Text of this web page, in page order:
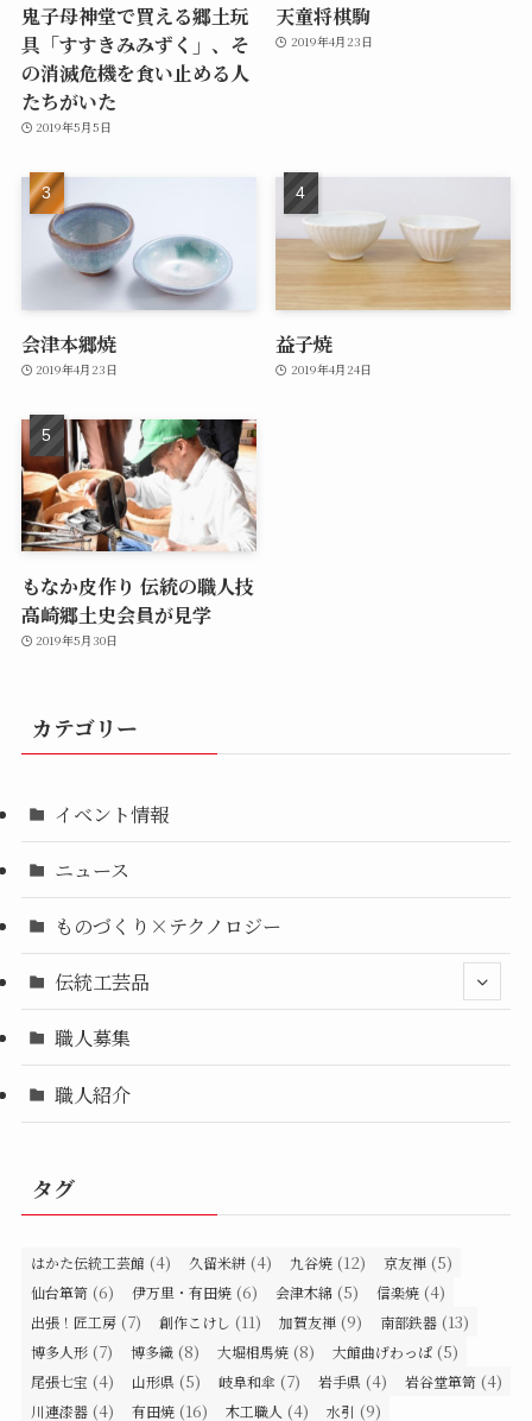
鬼子母神堂で買える郷土玩
具「すすきみみずく」、そ
の消滅危機を食い止める人
たちがいた
2019年5月5日
天童将棋駒
2019年4月23日
会津本郷焼
2019年4月23日
益子焼
2019年4月24日
もなか皮作り 伝統の職人技
高崎郷土史会員が見学
2019年5月30日
カテゴリー
イベント情報
ニュース
ものづくり×テクノロジー
伝統工芸品
職人募集
職人紹介
タグ
はかた伝統工芸館 (4) 久留米絣 (4) 九谷焼 (12) 京友禅 (5)
仙台箪笥 (6) 伊万里・有田焼 (6) 会津木綿 (5) 信楽焼 (4)
出張！匠工房 (7) 創作こけし (11) 加賀友禅 (9) 南部鉄器 (13)
博多人形 (7) 博多織 (8) 大堀相馬焼 (8) 大館曲げわっぱ (5)
尾張七宝 (4) 山形県 (5) 岐阜和傘 (7) 岩手県 (4) 岩谷堂箪笥 (4)
川連漆器 (4) 有田焼 (16) 木工職人 (4) 水引 (9)